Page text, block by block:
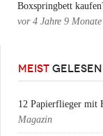
Boxspringbett
vor 4 Jahre 9 Monate
MEIST GELESEN
12 Papierflieger mit
Magazin